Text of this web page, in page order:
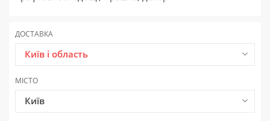
ДОСТАВКА
Київ і область
МІСТО
Київ